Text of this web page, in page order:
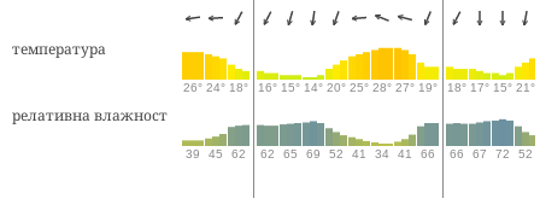
температура
26° 24° 18° 16° 15° 14° 20° 25° 28° 27° 19° 18° 17° 15° 21°
релативна влажност
39 45 62 62 65 69 52 41 34 41 66 66 67 72 52